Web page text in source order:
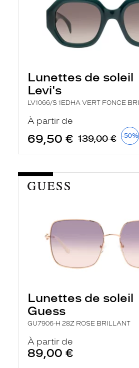
Lunettes de soleil
Levi's
LV1066/S 1EDHA VERT FONCE BRI
À partir de
69,50 € 139,00 € -50%
Lunettes de soleil
Guess
GU7906-H 28Z ROSE BRILLANT
À partir de
89,00 €